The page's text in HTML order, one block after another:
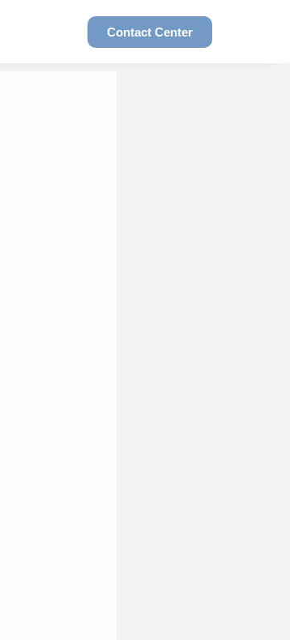
Contact Center